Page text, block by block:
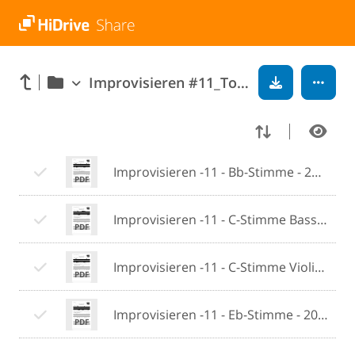
Improvisieren #11_Tonleiterübungen
Improvisieren -11 - Bb-Stimme - 2021-03-05.pdf
Improvisieren -11 - C-Stimme Bassschlüssel - 2021-03-05.pdf
Improvisieren -11 - C-Stimme Violinschlüssel - 2021-03-05.pdf
Improvisieren -11 - Eb-Stimme - 2021-03-05.pdf